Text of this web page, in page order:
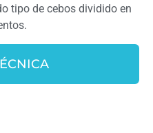
tipo de cebos dividido en